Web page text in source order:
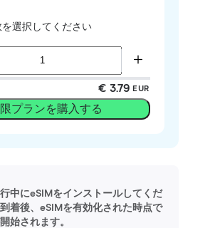
を選択してください
€ 3.79 EUR
プランを購入する
中にeSIMをインストールしてくだ
着後、eSIMを有効化された時点で
始されます。